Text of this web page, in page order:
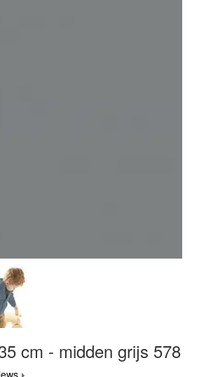
cm - midden grijs 578